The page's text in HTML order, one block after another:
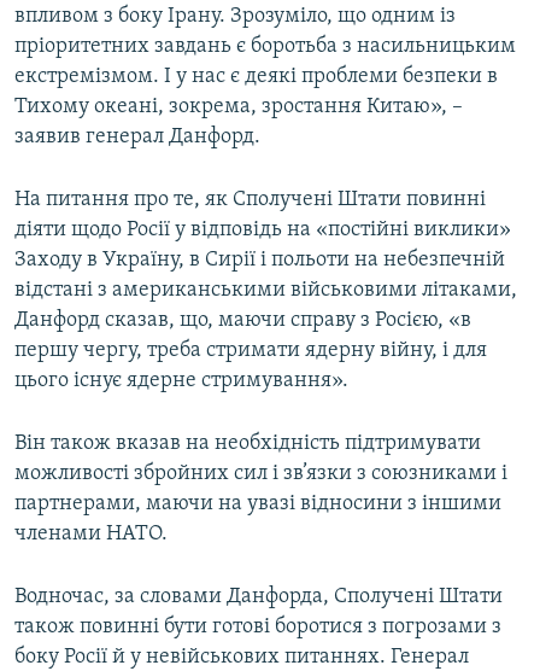
впливом з боку Ірану. Зрозуміло, що одним із
пріоритетних завдань є боротьба з насильницьким
екстремізмом. І у нас є деякі проблеми безпеки в
Тихому океані, зокрема, зростання Китаю», –
заявив генерал Данфорд.
На питання про те, як Сполучені Штати повинні
діяти щодо Росії у відповідь на «постійні виклики»
Заходу в Україну, в Сирії і польоти на небезпечній
відстані з американськими військовими літаками,
Данфорд сказав, що, маючи справу з Росією, «в
першу чергу, треба стримати ядерну війну, і для
цього існує ядерне стримування».
Він також вказав на необхідність підтримувати
можливості збройних сил і зв’язки з союзниками і
партнерами, маючи на увазі відносини з іншими
членами НАТО.
Водночас, за словами Данфорда, Сполучені Штати
також повинні бути готові боротися з погрозами з
боку Росії й у невійськових питаннях. Генерал